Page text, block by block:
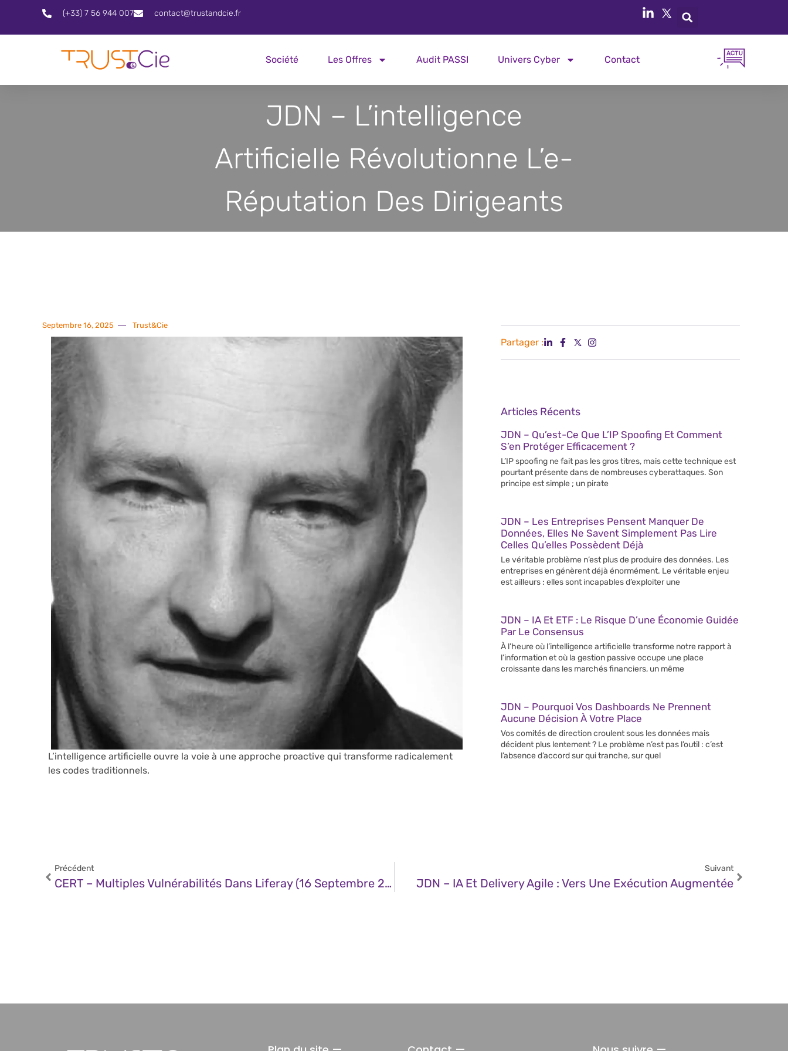
(+33) 7 56 944 007 contact@trustandcie.fr
Société Les Offres Audit PASSI Univers Cyber Contact
JDN – L’intelligence
Artificielle Révolutionne L’e-
Réputation Des Dirigeants
Septembre 16, 2025 Trust&Cie
L’intelligence artificielle ouvre la voie à une approche proactive qui transforme radicalement
les codes traditionnels.
Partager :
Articles Récents
JDN – Qu’est-Ce Que L’IP Spoofing Et Comment
S’en Protéger Efficacement ?
L’IP spoofing ne fait pas les gros titres, mais cette technique est
pourtant présente dans de nombreuses cyberattaques. Son
principe est simple ; un pirate
JDN – Les Entreprises Pensent Manquer De
Données, Elles Ne Savent Simplement Pas Lire
Celles Qu’elles Possèdent Déjà
Le véritable problème n’est plus de produire des données. Les
entreprises en génèrent déjà énormément. Le véritable enjeu
est ailleurs : elles sont incapables d’exploiter une
JDN – IA Et ETF : Le Risque D’une Économie Guidée
Par Le Consensus
À l’heure où l’intelligence artificielle transforme notre rapport à
l’information et où la gestion passive occupe une place
croissante dans les marchés financiers, un même
JDN – Pourquoi Vos Dashboards Ne Prennent
Aucune Décision À Votre Place
Vos comités de direction croulent sous les données mais
décident plus lentement ? Le problème n’est pas l’outil : c’est
l’absence d’accord sur qui tranche, sur quel
Précédent
CERT – Multiples Vulnérabilités Dans Liferay (16 Septembre 2025)
Suivant
JDN – IA Et Delivery Agile : Vers Une Exécution Augmentée